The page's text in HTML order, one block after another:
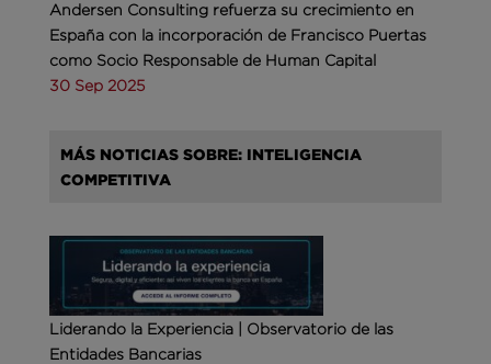
Andersen Consulting refuerza su crecimiento en
España con la incorporación de Francisco Puertas
como Socio Responsable de Human Capital
30 Sep 2025
MÁS NOTICIAS SOBRE: INTELIGENCIA
COMPETITIVA
Liderando la Experiencia | Observatorio de las
Entidades Bancarias